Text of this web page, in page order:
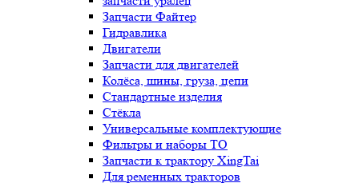
Запчасти Файтер
Гидравлика
Двигатели
Запчасти для двигателей
Колёса, шины, груза, цепи
Стандартные изделия
Стёкла
Универсальные комплектующие
Фильтры и наборы ТО
Запчасти к трактору XingTai
Для ременных тракторов